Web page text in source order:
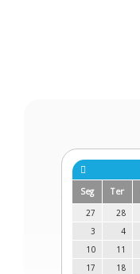
Seg Ter
27
28
3
4
10
11
17
18